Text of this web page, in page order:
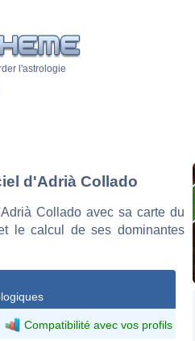
l'astrologie
d'Adrià Collado
Collado avec sa carte du
le calcul de ses dominantes
Compatibilité avec vos profils